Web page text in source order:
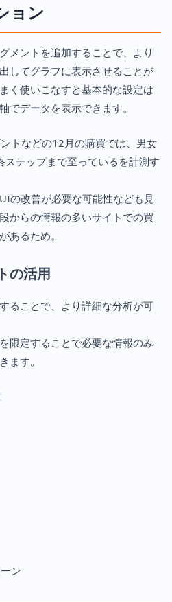
ョン
メントを追加することで、より
してグラフに表示させることが
く使いこなすと基本的な設定は
でデータを表示できます。
トなどの12月の購買では、男女
ステップまで至っているを計測す
の改善が必要な可能性なども見
からの情報の多いサイトでの買
あるため。
の活用
ることで、より詳細な分析が可
限定することで必要な情報のみ
ます。
ン